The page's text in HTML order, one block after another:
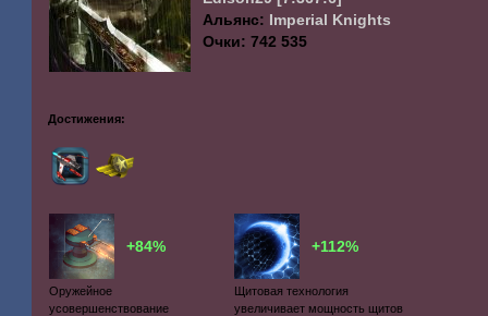
Альянс: Imperial Knights
Очки: 742 535
Достижения:
+84%
Оружейное
усовершенствование
+112%
Щитовая технология
увеличивает мощность щитов